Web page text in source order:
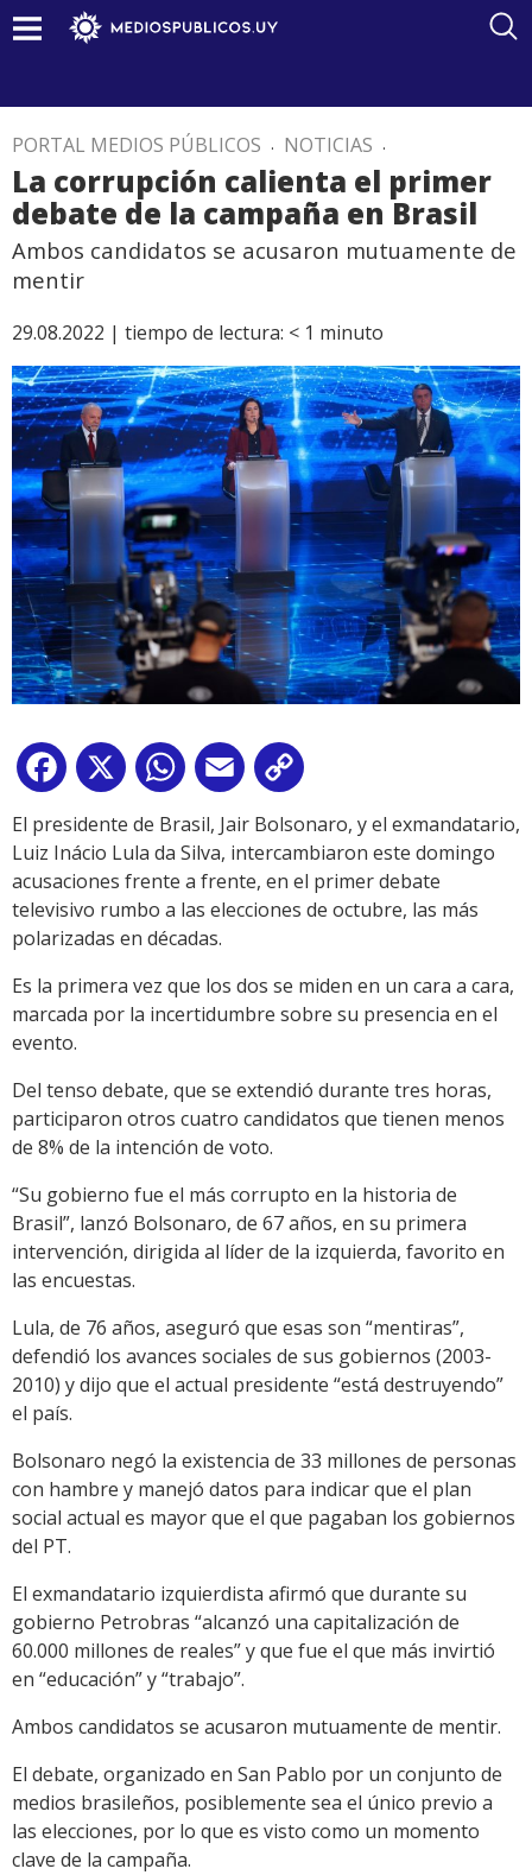
PORTAL MEDIOS PÚBLICOS . NOTICIAS .
La corrupción calienta el primer
debate de la campaña en Brasil
Ambos candidatos se acusaron mutuamente de
mentir
29.08.2022 | tiempo de lectura: < 1 minuto
Facebook
X WhatsApp
Email
Link
El presidente de Brasil, Jair Bolsonaro, y el exmandatario,
Luiz Inácio Lula da Silva, intercambiaron este domingo
acusaciones frente a frente, en el primer debate
televisivo rumbo a las elecciones de octubre, las más
polarizadas en décadas.
Es la primera vez que los dos se miden en un cara a cara,
marcada por la incertidumbre sobre su presencia en el
evento.
Del tenso debate, que se extendió durante tres horas,
participaron otros cuatro candidatos que tienen menos
de 8% de la intención de voto.
“Su gobierno fue el más corrupto en la historia de
Brasil”, lanzó Bolsonaro, de 67 años, en su primera
intervención, dirigida al líder de la izquierda, favorito en
las encuestas.
Lula, de 76 años, aseguró que esas son “mentiras”,
defendió los avances sociales de sus gobiernos (2003-
2010) y dijo que el actual presidente “está destruyendo”
el país.
Bolsonaro negó la existencia de 33 millones de personas
con hambre y manejó datos para indicar que el plan
social actual es mayor que el que pagaban los gobiernos
del PT.
El exmandatario izquierdista afirmó que durante su
gobierno Petrobras “alcanzó una capitalización de
60.000 millones de reales” y que fue el que más invirtió
en “educación” y “trabajo”.
Ambos candidatos se acusaron mutuamente de mentir.
El debate, organizado en San Pablo por un conjunto de
medios brasileños, posiblemente sea el único previo a
las elecciones, por lo que es visto como un momento
clave de la campaña.